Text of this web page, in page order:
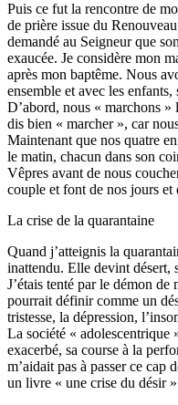
Puis ce fut la rencontre de
de prière issue du
demandé au Seigneur que
exaucée. Je considère mon
après mon baptême. Nous
ensemble et avec les
D’abord, nous « marchons »
dis bien « marcher », car
Maintenant que nos quatre
le matin, chacun dans son
Vêpres avant de nous
couple et font de nos jours
La crise de la quarantaine
Quand j’atteignis la
inattendu. Elle devint désert,
J’étais tenté par le démon de
pourrait définir comme un
tristesse, la dépression,
La société « adolescentrique
exacerbé, sa course à la
m’aidait pas à passer ce cap
un livre « une crise du désir